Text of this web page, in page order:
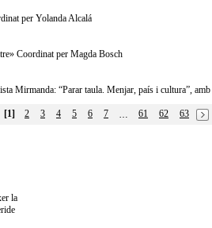
per Yolanda Alcalá
Coordinat per Magda Bosch
Mirmanda: “Parar taula. Menjar, país i cultura”,
[1] 2 3 4 5 6 7 … 61 62
63
la